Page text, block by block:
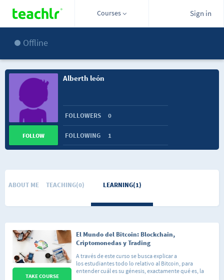
Courses Sign in
Offline
Alberth león
FOLLOWERS 0
FOLLOWING 1
FOLLOW
ABOUT ME TEACHING(0) LEARNING(1)
El Mundo del Bitcoin: Blockchain,
Criptomonedas y Trading
A través de este curso se busca explicar a
los estudiantes todo lo relativo al Bitcoin, para
entender cuál es su génesis, exactamente qué es, la
TAKE COURSE